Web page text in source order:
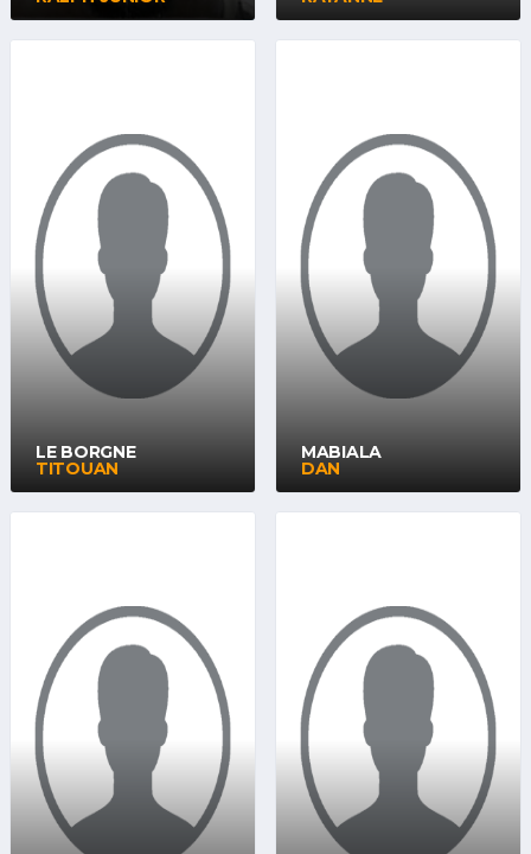
LE BORGNE
TITOUAN
MABIALA
DAN